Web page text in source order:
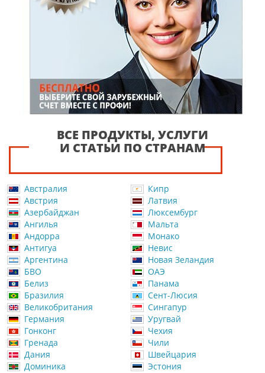
ВСЕ ПРОДУКТЫ, УСЛУГИ
И СТАТЬИ ПО СТРАНАМ
Австралия
Австрия
Азербайджан
Ангилья
Андорра
Антигуа
Аргентина
БВО
Белиз
Бразилия
Великобритания
Германия
Гонконг
Гренада
Дания
Доминика
Кипр
Латвия
Люксембург
Мальта
Монако
Невис
Новая Зеландия
ОАЭ
Панама
Сент-Люсия
Сингапур
Уругвай
Чехия
Чили
Швейцария
Эстония